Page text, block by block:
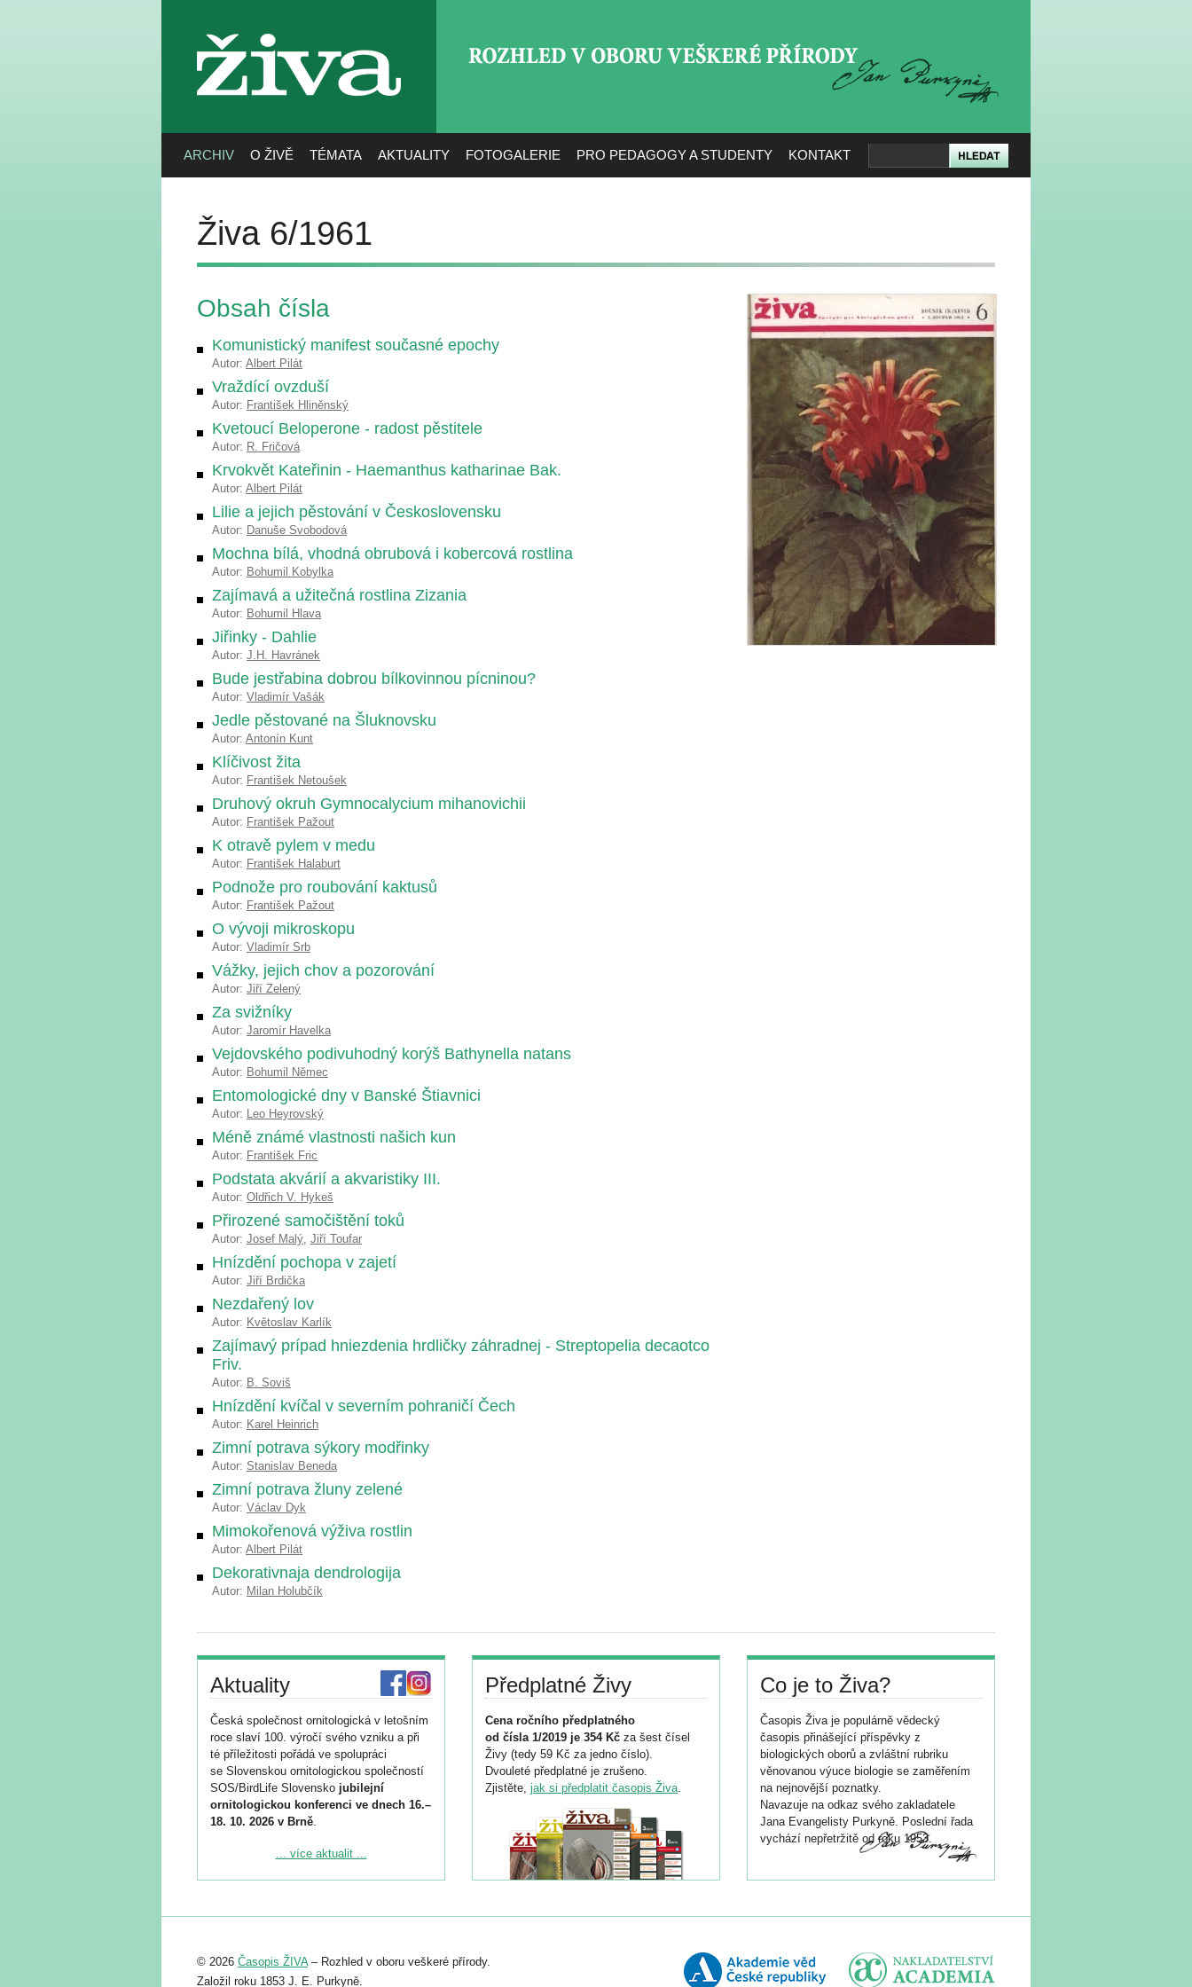
živa
ARCHIV O ŽIVĚ TÉMATA AKTUALITY FOTOGALERIE PRO PEDAGOGY A STUDENTY KONTAKT
Živa 6/1961
Obsah čísla
Komunistický manifest současné epochy
Autor: Albert Pilát
Vraždící ovzduší
Autor: František Hliněnský
Kvetoucí Beloperone - radost pěstitele
Autor: R. Fričová
Krvokvět Kateřinin - Haemanthus katharinae Bak.
Autor: Albert Pilát
Lilie a jejich pěstování v Československu
Autor: Danuše Svobodová
Mochna bílá, vhodná obrubová i kobercová rostlina
Autor: Bohumil Kobylka
Zajímavá a užitečná rostlina Zizania
Autor: Bohumil Hlava
Jiřinky - Dahlie
Autor: J.H. Havránek
Bude jestřabina dobrou bílkovinnou pícninou?
Autor: Vladimír Vašák
Jedle pěstované na Šluknovsku
Autor: Antonín Kunt
Klíčivost žita
Autor: František Netoušek
Druhový okruh Gymnocalycium mihanovichii
Autor: František Pažout
K otravě pylem v medu
Autor: František Halaburt
Podnože pro roubování kaktusů
Autor: František Pažout
O vývoji mikroskopu
Autor: Vladimír Srb
Vážky, jejich chov a pozorování
Autor: Jiří Zelený
Za svižníky
Autor: Jaromír Havelka
Vejdovského podivuhodný korýš Bathynella natans
Autor: Bohumil Němec
Entomologické dny v Banské Štiavnici
Autor: Leo Heyrovský
Méně známé vlastnosti našich kun
Autor: František Fric
Podstata akvárií a akvaristiky III.
Autor: Oldřich V. Hykeš
Přirozené samočištění toků
Autor: Josef Malý, Jiří Toufar
Hnízdění pochopa v zajetí
Autor: Jiří Brdička
Nezdařený lov
Autor: Květoslav Karlík
Zajímavý prípad hniezdenia hrdličky záhradnej - Streptopelia decaotco
Friv.
Autor: B. Soviš
Hnízdění kvíčal v severním pohraničí Čech
Autor: Karel Heinrich
Zimní potrava sýkory modřinky
Autor: Stanislav Beneda
Zimní potrava žluny zelené
Autor: Václav Dyk
Mimokořenová výživa rostlin
Autor: Albert Pilát
Dekorativnaja dendrologija
Autor: Milan Holubčík
Aktuality
Česká společnost ornitologická v letošním
roce slaví 100. výročí svého vzniku a při
té příležitosti pořádá ve spolupráci
se Slovenskou ornitologickou společností
SOS/BirdLife Slovensko jubilejní
ornitologickou konferenci ve dnech 16.–
18. 10. 2026 v Brně.
Podrobnější informace ke konferenci
Registrovat se můžete do 6. září.
abstraktu přihlášené přednášky nebo
posteru je už 30. června.
... více aktualit ...
Předplatné Živy
Cena ročního předplatného
od čísla 1/2019 je 354 Kč za šest čísel
Živy (tedy 59 Kč za jedno číslo).
Dvouleté předplatné je zrušeno.
Zjistěte, jak si předplatit časopis Živa.
Co je to Živa?
Časopis Živa je populárně vědecký
časopis přinášející příspěvky z
biologických oborů a zvláštní rubriku
věnovanou výuce biologie se zaměřením
na nejnovější poznatky.
Navazuje na odkaz svého zakladatele
Jana Evangelisty Purkyně. Poslední řada
vychází nepřetržitě od roku 1953.
© 2026 Časopis ŽIVA– Rozhled v oboru veškeré přírody.
Založil roku 1853 J. E. Purkyně.